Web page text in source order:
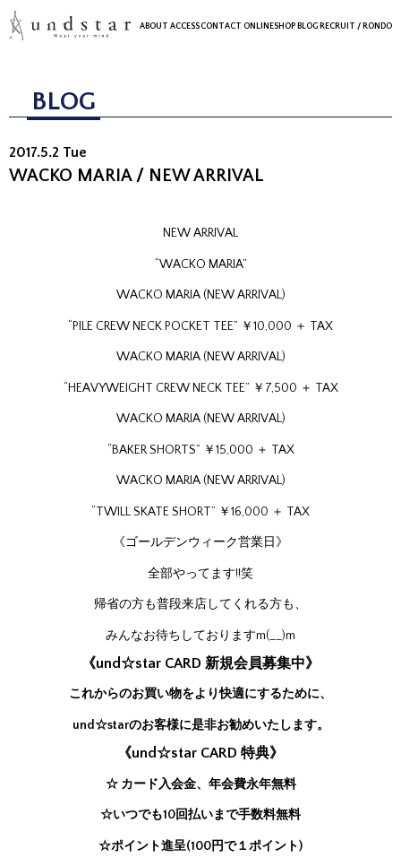
ABOUT ACCESSCONTACT ONLINESHOP BLOG RECRUIT / RONDO
BLOG
2017.5.2 Tue
WACKO MARIA / NEW ARRIVAL
NEW ARRIVAL
“WACKO MARIA”
WACKO MARIA (NEW ARRIVAL)
“PILE CREW NECK POCKET TEE” ￥10,000 ＋ TAX
WACKO MARIA (NEW ARRIVAL)
“HEAVYWEIGHT CREW NECK TEE” ￥7,500 ＋ TAX
WACKO MARIA (NEW ARRIVAL)
“BAKER SHORTS” ￥15,000 ＋ TAX
WACKO MARIA (NEW ARRIVAL)
“TWILL SKATE SHORT” ￥16,000 ＋ TAX
《ゴールデンウィーク営業日》
全部やってます!!笑
帰省の方も普段来店してくれる方も、
みんなお待ちしておりますm(__)m
《und☆star CARD 新規会員募集中》
これからのお買い物をより快適にするために、
und☆starのお客様に是非お勧めいたします。
《und☆star CARD 特典》
☆ カード入会金、年会費永年無料
☆いつでも10回払いまで手数料無料
☆ポイント進呈(100円で１ポイント)